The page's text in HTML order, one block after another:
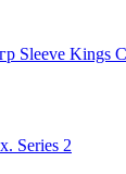
Sleeve Kings
Series 2